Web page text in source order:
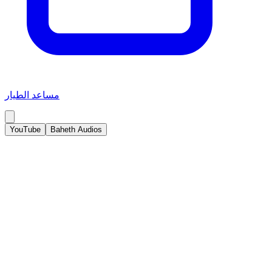
مساعد الطيار
YouTube Baheth Audios